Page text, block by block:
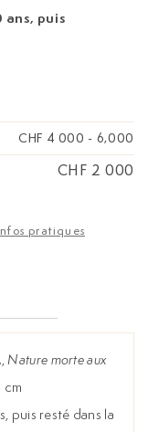
ans, puis
CHF 4 000 - 6,000
CHF 2 000
pratiques
,Nature morte aux
cm
puis resté dans la